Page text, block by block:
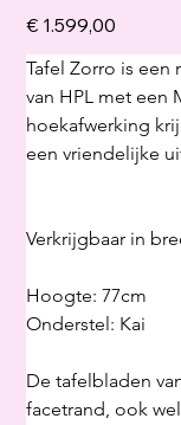
Prijs
€ 1.599,00
Tafel Zorro is
van HPL met een
hoekafwerking
een vriendelijke
Verkrijgbaar in
Hoogte: 77cm
Onderstel: Kai
De tafelbladen
facetrand, ook